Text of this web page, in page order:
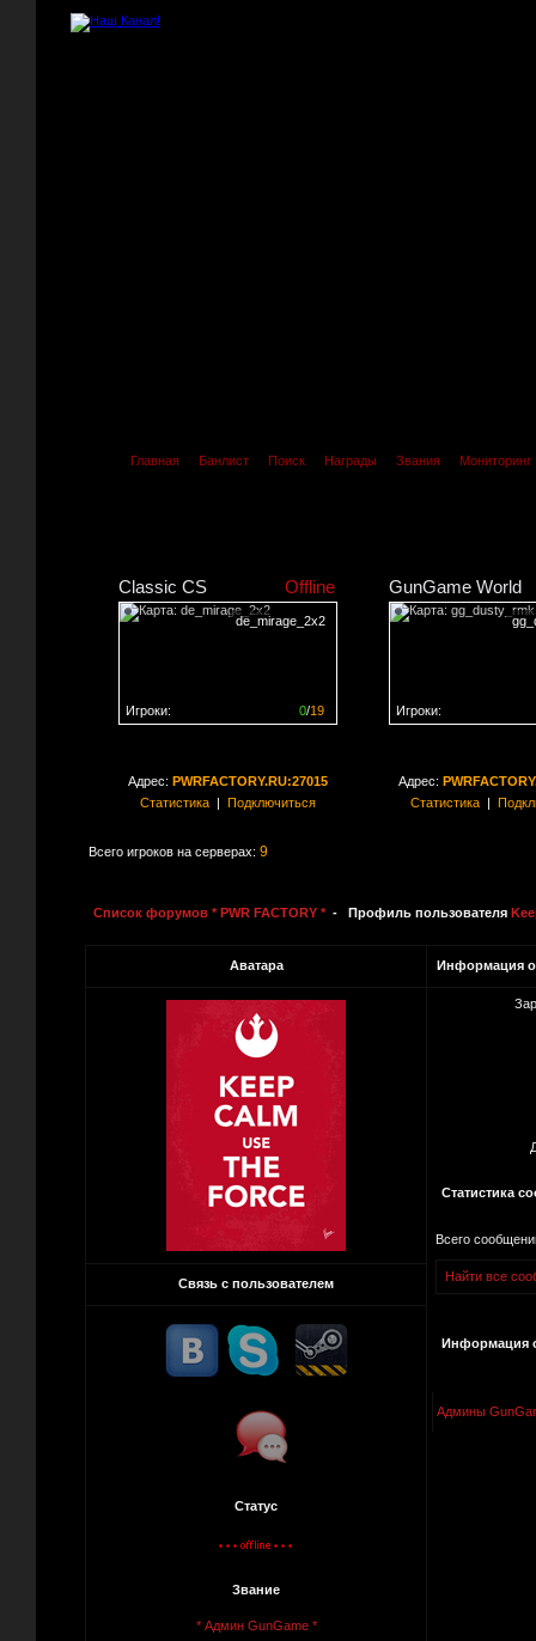
Главная Банлист Поиск Награды Звания Мониторинг
Classic CS Offline
de_mirage_2x2
0/19
Игроки:
GunGame World
Игроки:
Адрес: PWRFACTORY.RU:27015
Статистика| Подключиться
Адрес:
Статистика|
Всего игроков на серверах: 9
Список форумов * PWR FACTORY * - Профиль пользователя
Аватара Информация о
Статистика
Всего
Найти все
Информация
Админы
Связь с пользователем
Статус
Звание
* Админ GunGame *